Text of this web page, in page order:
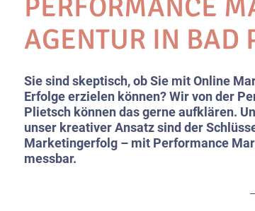
PERFORMANCE
AGENTUR IN BAD
Sie sind skeptisch, ob Sie mit Online
Erfolge erzielen können? Wir von der
Plietsch können das gerne aufklären.
unser kreativer Ansatz sind der
Marketingerfolg – mit Performance
messbar.